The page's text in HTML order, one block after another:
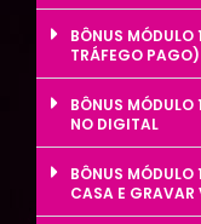
BÔNUS
TRÁFEGO PAGO)
BÔNUS
NO DIGITAL
BÔNUS MÓDULO
CASA E GRAVAR